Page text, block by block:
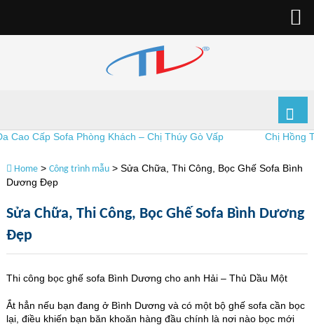
Cấp Sofa Phòng Khách – Chị Thúy Gò Vấp Chị Hồng
Home> Công trình mẫu> Sửa Chữa, Thi Công, Bọc Ghế Sofa Bình
Dương Đẹp
Sửa Chữa, Thi Công, Bọc Ghế Sofa Bình Dương
Đẹp
Thi công bọc ghế sofa Bình Dương cho anh Hải – Thủ Dầu Một
Ắt hẳn nếu bạn đang ở Bình Dương và có một bộ ghế sofa cần bọc
lại, điều khiến bạn băn khoăn hàng đầu chính là nơi nào bọc mới